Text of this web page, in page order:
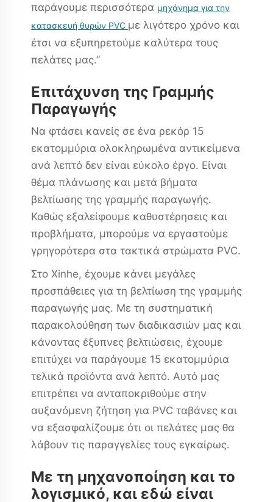
παράγουμε περισσότερα μηχάνημα για την
κατασκευή θυρών PVC με λιγότερο χρόνο και
έτσι να εξυπηρετούμε καλύτερα τους
πελάτες μας.”
Επιτάχυνση της Γραμμής
Παραγωγής
Να φτάσει κανείς σε ένα ρεκόρ 15
εκατομμύρια ολοκληρωμένα αντικείμενα
ανά λεπτό δεν είναι εύκολο έργο. Είναι
θέμα πλάνωσης και μετά βήματα
βελτίωσης της γραμμής παραγωγής.
Καθώς εξαλείφουμε καθυστέρησεις και
προβλήματα, μπορούμε να εργαστούμε
γρηγορότερα στα τακτικά στρώματα PVC.
Στο Xinhe, έχουμε κάνει μεγάλες
προσπάθειες για τη βελτίωση της γραμμής
παραγωγής μας. Με τη συστηματική
παρακολούθηση των διαδικασιών μας και
κάνοντας έξυπνες βελτιώσεις, έχουμε
επιτύχει να παράγουμε 15 εκατομμύρια
τελικά προϊόντα ανά λεπτό. Αυτό μας
επιτρέπει να ανταποκριθούμε στην
αυξανόμενη ζήτηση για PVC ταβάνες και
να εξασφαλίζουμε ότι οι πελάτες μας θα
λάβουν τις παραγγελίες τους εγκαίρως.
Με τη μηχανοποίηση και το
λογισμικό, και εδώ είναι